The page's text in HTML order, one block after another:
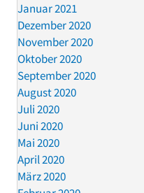
Januar 2021
Dezember 2020
November 2020
Oktober 2020
September 2020
August 2020
Juli 2020
Juni 2020
Mai 2020
April 2020
März 2020